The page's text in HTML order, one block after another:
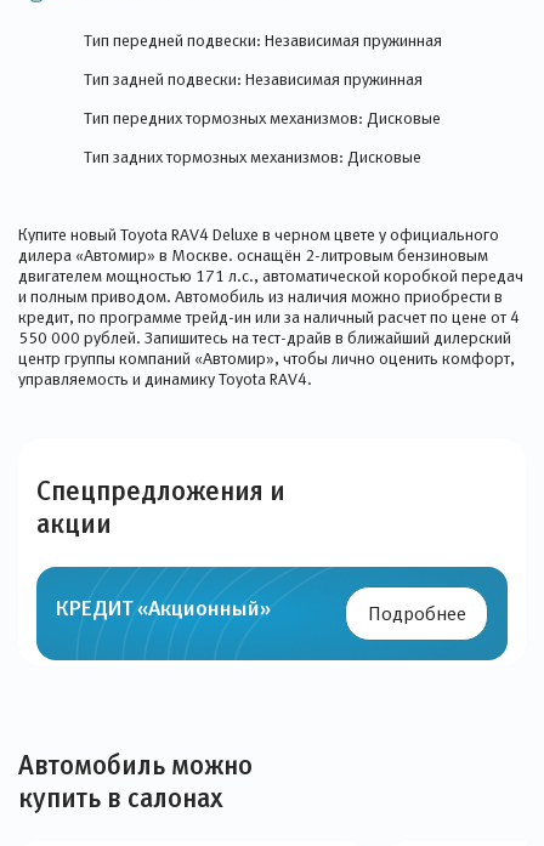
Тип передней подвески: Независимая пружинная
Тип задней подвески: Независимая пружинная
Тип передних тормозных механизмов: Дисковые
Тип задних тормозных механизмов: Дисковые
Купите новый Toyota RAV4 Deluxe в черном цвете у официального
дилера «Автомир» в Москве. оснащён 2-литровым бензиновым
двигателем мощностью 171 л.с., автоматической коробкой передач
и полным приводом. Автомобиль из наличия можно приобрести в
кредит, по программе трейд-ин или за наличный расчет по цене от 4
550 000 рублей. Запишитесь на тест-драйв в ближайший дилерский
центр группы компаний «Автомир», чтобы лично оценить комфорт,
управляемость и динамику Toyota RAV4.
Спецпредложения и
акции
КРЕДИТ «Акционный» Подробнее
Автомобиль можно
купить в салонах